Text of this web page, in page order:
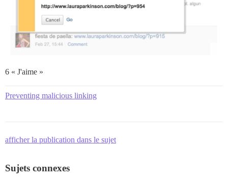
6 « J'aime »
Preventing malicious linking
afficher la publication dans le sujet
Sujets connexes